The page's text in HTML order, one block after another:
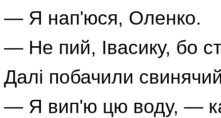
— Я нап'юся, Оленко.
— Не пий, Івасику, бо
Далі побачили
— Я вип'ю цю воду, —